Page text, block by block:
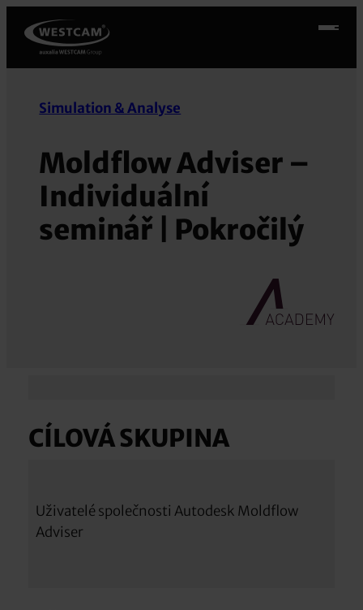
Přeskočit
obsah
Simulation & Analyse
Moldflow Adviser –
Individuální
seminář | Pokročilý
CÍLOVÁ SKUPINA
Uživatelé společnosti Autodesk Moldflow
Adviser